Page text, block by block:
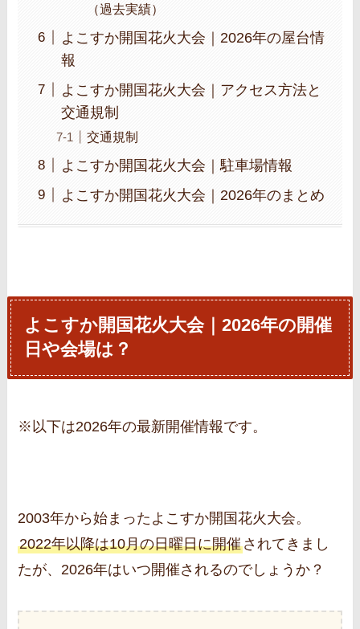
（過去実績）
よこすか開国花火大会｜2026年の屋台情
報
よこすか開国花火大会｜アクセス方法と
交通規制
交通規制
よこすか開国花火大会｜駐車場情報
よこすか開国花火大会｜2026年のまとめ
よこすか開国花火大会｜2026年の開催
日や会場は？
※以下は2026年の最新開催情報です。
2003年から始まったよこすか開国花火大会。
2022年以降は10月の日曜日に開催されてきまし
たが、2026年はいつ開催されるのでしょうか？